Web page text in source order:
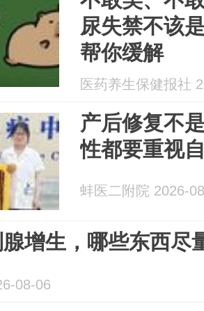
尿失禁不该
帮你缓解
医药养生保健报社
产后修复不
性都要重视
蚌医二附院 2026-
增生，哪些东西尽
08-06